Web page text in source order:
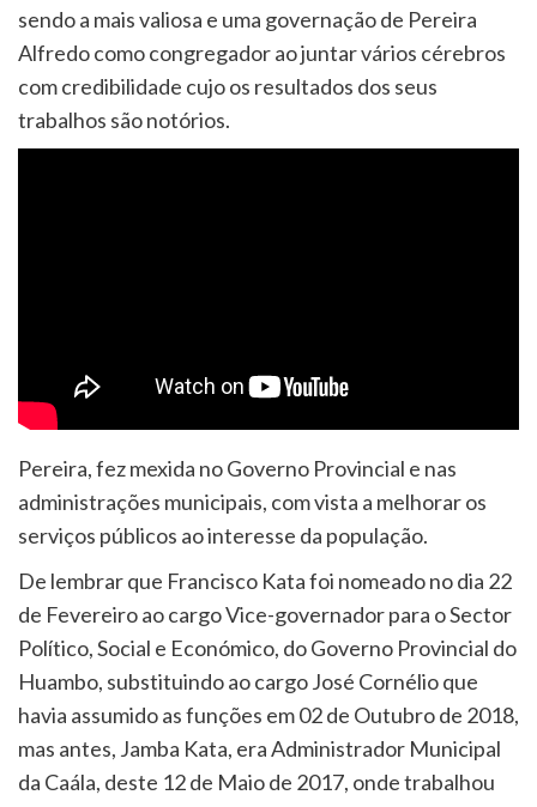
sendo a mais valiosa e uma governação de Pereira
Alfredo como congregador ao juntar vários cérebros
com credibilidade cujo os resultados dos seus
trabalhos são notórios.
Pereira, fez mexida no Governo Provincial e nas
administrações municipais, com vista a melhorar os
serviços públicos ao interesse da população.
De lembrar que Francisco Kata foi nomeado no dia 22
de Fevereiro ao cargo Vice-governador para o Sector
Político, Social e Económico, do Governo Provincial do
Huambo, substituindo ao cargo José Cornélio que
havia assumido as funções em 02 de Outubro de 2018,
mas antes, Jamba Kata, era Administrador Municipal
da Caála, deste 12 de Maio de 2017, onde trabalhou